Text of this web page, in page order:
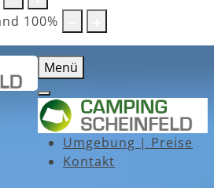
100%
Menü
Umgebung | Preise
Kontakt